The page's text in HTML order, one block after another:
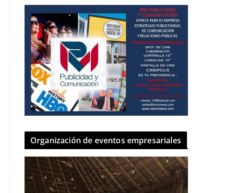
Organización de eventos empresariales